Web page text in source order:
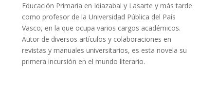
Educación Primaria en Idiazabal y Lasarte y más tarde
como profesor de la Universidad Pública del País
Vasco, en la que ocupa varios cargos académicos.
Autor de diversos artículos y colaboraciones en
revistas y manuales universitarios, es esta novela su
primera incursión en el mundo literario.